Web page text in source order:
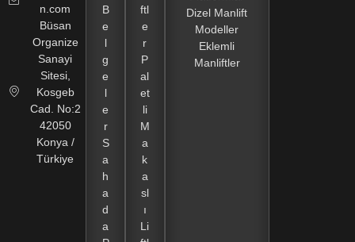
n.com
Büsan
Organize
Sanayi
Sitesi,
Kosgeb
Cad. No:2
42050
Konya /
Türkiye
B
e
l
g
e
l
e
r
S
a
h
a
d
a
ftl
e
r
P
al
et
li
M
a
k
a
sl
ı
Li
Dizel Manlift
Modeller
Eklemli
Manliftler